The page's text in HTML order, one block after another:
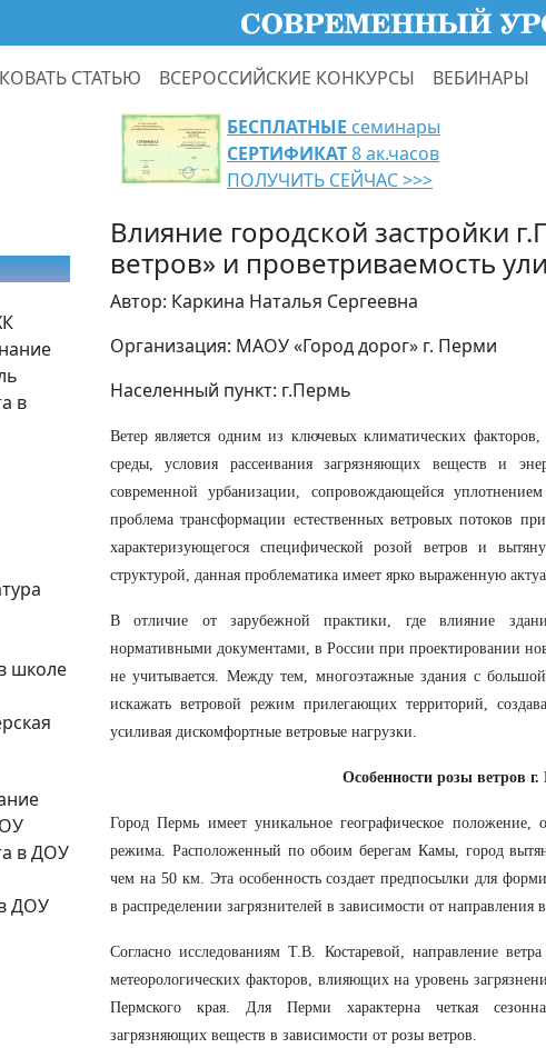
СТАТЬЮ ВСЕРОССИЙСКИЕ КОНКУРСЫ ВЕБИНАРЫ
в
школе
в ДОУ
ДОУ
БЕСПЛАТНЫЕ семинары
СЕРТИФИКАТ8 ак.часов
ПОЛУЧИТЬ СЕЙЧАС >>>
Влияние городской застройки
ветров» и проветриваемость
Автор: Каркина Наталья Сергеевна
Организация: МАОУ «Город дорог» г. Перми
Населенный пункт: г.Пермь
Ветер является одним из ключевых климатических
среды, условия рассеивания загрязняющих веществ и
современной урбанизации, сопровождающейся
проблема трансформации естественных ветровых потоков
характеризующегося специфической розой ветров и
структурой, данная проблематика имеет ярко выраженную
В отличие от зарубежной практики, где влияние
нормативными документами, в России при проектировании
не учитывается. Между тем, многоэтажные здания с
искажать ветровой режим прилегающих территорий,
усиливая дискомфортные ветровые нагрузки.
Особенности розы ветров
Город Пермь имеет уникальное географическое положение,
режима. Расположенный по обоим берегам Камы, город
чем на 50 км. Эта особенность создает предпосылки для
в распределении загрязнителей в зависимости от направления
Согласно исследованиям Т.В. Костаревой, направление
метеорологических факторов, влияющих на уровень
Пермского края. Для Перми характерна четкая
загрязняющих веществ в зависимости от розы ветров.